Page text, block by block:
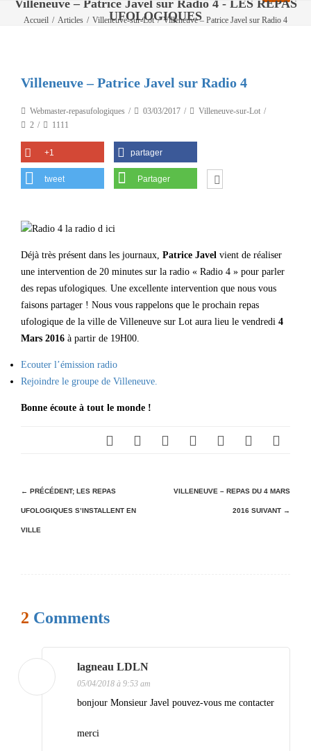
Villeneuve – Patrice Javel sur Radio 4 - LES REPAS
UFOLOGIQUES
Accueil / Articles / Villeneuve-sur-Lot / Villeneuve – Patrice Javel sur Radio 4
Villeneuve – Patrice Javel sur Radio 4
Webmaster-repasufologiques 03/03/2017
Villeneuve-sur-Lot
2
1111
+1 partager
tweet Partager
Déjà très présent dans les journaux, Patrice Javel vient de réaliser
une intervention de 20 minutes sur la radio « Radio 4 » pour parler
des repas ufologiques. Une excellente intervention que nous vous
faisons partager ! Nous vous rappelons que le prochain repas
ufologique de la ville de Villeneuve sur Lot aura lieu le vendredi 4
Mars 2016 à partir de 19H00.
Ecouter l’émission radio
Rejoindre le groupe de Villeneuve.
Bonne écoute à tout le monde !
N
a
v
t
o
n
← PRÉCÉDENT; LES REPAS
UFOLOGIQUES S’INSTALLENT EN
VILLE
VILLENEUVE – REPAS DU 4 MARS
2016 SUIVANT →
2 Comments
lagneau LDLN
05/04/2018 à 9:53 am
bonjour Monsieur Javel pouvez-vous me contacter
merci